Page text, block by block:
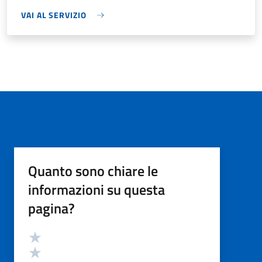
VAI AL SERVIZIO
Quanto sono chiare le
informazioni su questa
pagina?
Valutazione